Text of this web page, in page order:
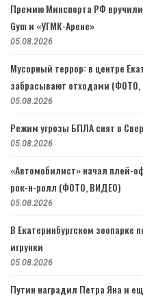
Премию Минспорта РФ вручили
Gym и «УГМК-Арене»
05.08.2026
Мусорный террор: в центре
забрасывают отходами
05.08.2026
Режим угрозы БПЛА снят в
05.08.2026
«Автомобилист» начал плей-
рок-н-ролл (ФОТО, ВИДЕО)
05.08.2026
В Екатеринбургском
игрунки
05.08.2026
Путин наградил Петра Яна и